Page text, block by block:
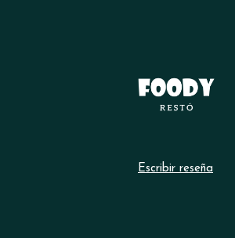
Escribir reseña